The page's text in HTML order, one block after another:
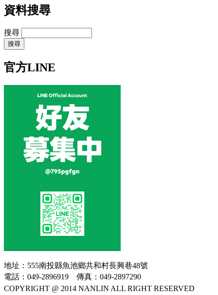
資料搜尋
搜尋
官方LINE
地址：555南投縣魚池鄉共和村長興巷48號
電話：049-2896919 傳真：049-2897290
COPYRIGHT @ 2014 NANLIN ALL RIGHT RESERVED